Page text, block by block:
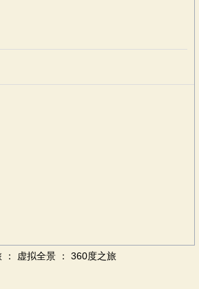
虚拟全景 ： 360度之旅